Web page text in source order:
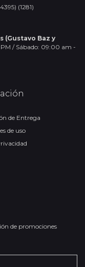
(1281)
(Gustavo Baz y
PM / Sábado: 09:00 am -
de Entrega
de uso
de promociones